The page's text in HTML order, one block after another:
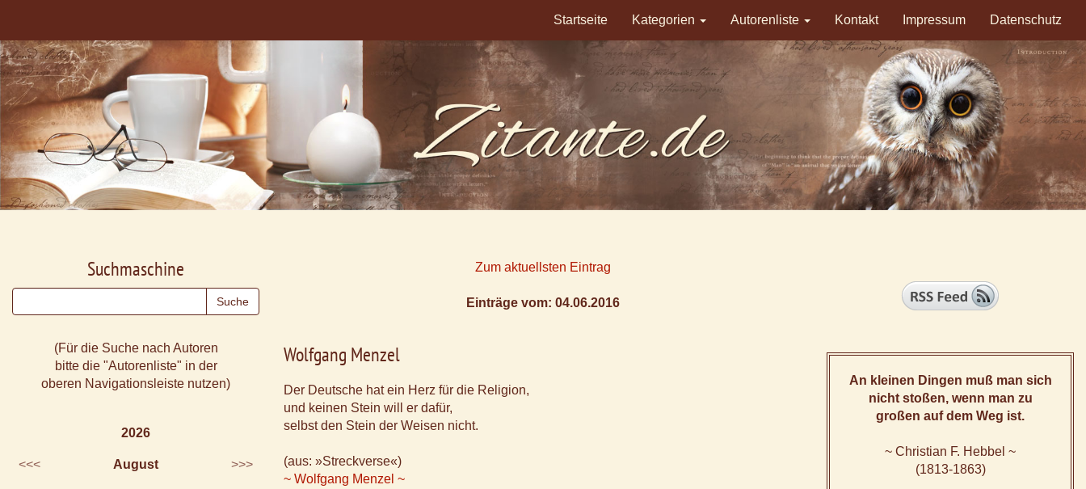
Startseite Kategorien Autorenliste Kontakt Impressum Datenschutz
Zum aktuellsten Eintrag
Einträge vom: 04.06.2016
Wolfgang Menzel
Der Deutsche hat ein Herz für die Religion,
und keinen Stein will er dafür,
selbst den Stein der Weisen nicht.
(aus: »Streckverse«)
~ Wolfgang Menzel ~
Suchmaschine
(Für die Suche nach Autoren
bitte die "Autorenliste" in der
oberen Navigationsleiste nutzen)
2026
<<< August >>>
An kleinen Dingen muß man sich
nicht stoßen, wenn man zu
großen auf dem Weg ist.
~ Christian F. Hebbel ~
(1813-1863)